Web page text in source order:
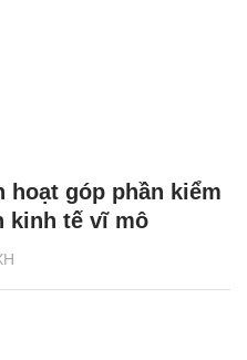
hoạt góp phần kiểm
kinh tế vĩ mô